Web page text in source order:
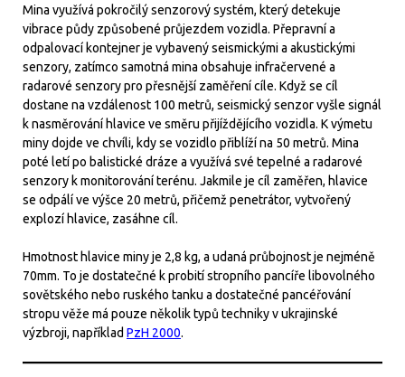
Mina využívá pokročilý senzorový systém, který detekuje
vibrace půdy způsobené průjezdem vozidla. Přepravní a
odpalovací kontejner je vybavený seismickými a akustickými
senzory, zatímco samotná mina obsahuje infračervené a
radarové senzory pro přesnější zaměření cíle. Když se cíl
dostane na vzdálenost 100 metrů, seismický senzor vyšle signál
k nasměrování hlavice ve směru přijíždějícího vozidla. K výmetu
miny dojde ve chvíli, kdy se vozidlo přiblíží na 50 metrů. Mina
poté letí po balistické dráze a využívá své tepelné a radarové
senzory k monitorování terénu. Jakmile je cíl zaměřen, hlavice
se odpálí ve výšce 20 metrů, přičemž penetrátor, vytvořený
explozí hlavice, zasáhne cíl.
Hmotnost hlavice miny je 2,8 kg, a udaná průbojnost je nejméně
70mm. To je dostatečné k probití stropního pancíře libovolného
sovětského nebo ruského tanku a dostatečné pancéřování
stropu věže má pouze několik typů techniky v ukrajinské
výzbroji, například PzH 2000.